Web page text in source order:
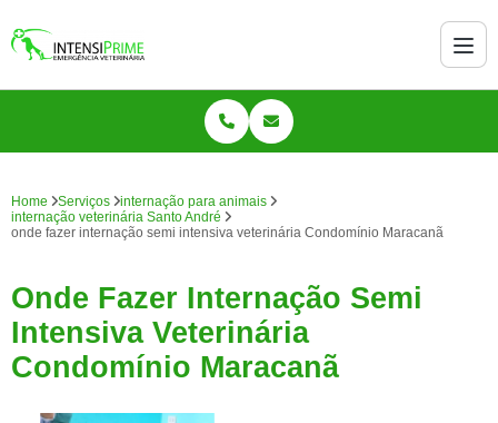
Home Serviços
internação para animais
internação veterinária Santo André
onde fazer internação semi intensiva veterinária Condomínio Maracanã
Onde Fazer Internação Semi
Intensiva Veterinária
Condomínio Maracanã